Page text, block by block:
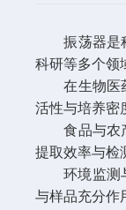
振荡器是
科研等多个领
在生物医
活性与培养密
食品与农
提取效率与检
环境监测
与样品充分作